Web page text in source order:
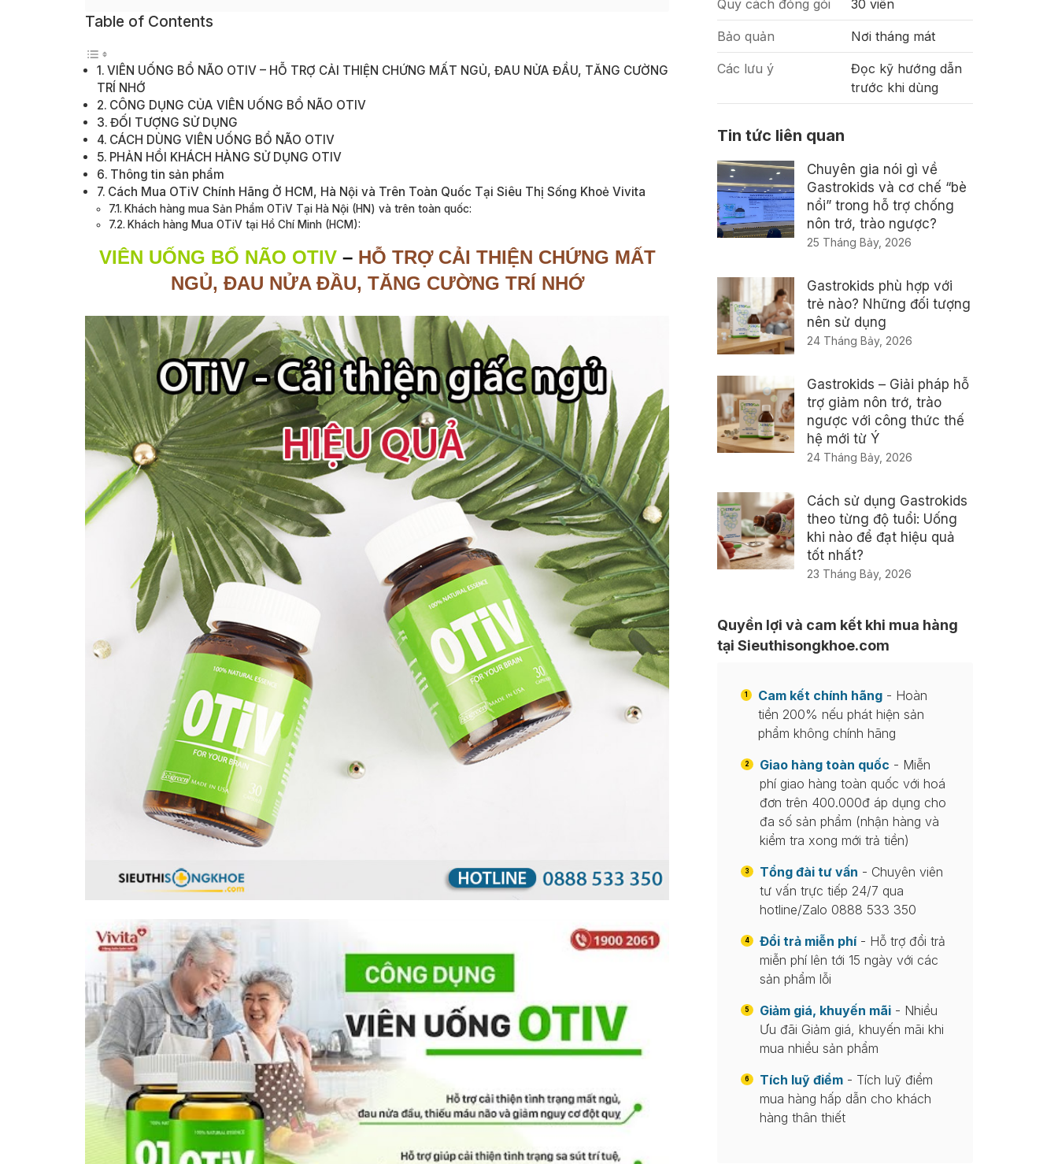
Table of Contents
VIÊN UỐNG BỔ NÃO OTIV – HỖ TRỢ CẢI THIỆN CHỨNG MẤT NGỦ, ĐAU NỬA ĐẦU, TĂNG CƯỜNG
TRÍ NHỚ
CÔNG DỤNG CỦA VIÊN UỐNG BỔ NÃO OTIV
ĐỐI TƯỢNG SỬ DỤNG
CÁCH DÙNG VIÊN UỐNG BỔ NÃO OTIV
PHẢN HỒI KHÁCH HÀNG SỬ DỤNG OTIV
Thông tin sản phẩm
Cách Mua OTiV Chính Hãng Ở HCM, Hà Nội và Trên Toàn Quốc Tại Siêu Thị Sống Khoẻ Vivita
Khách hàng mua Sản Phẩm OTiV Tại Hà Nội (HN) và trên toàn quốc:
Khách hàng Mua OTiV tại Hồ Chí Minh (HCM):
VIÊN UỐNG BỔ NÃO OTIV– HỖ TRỢ CẢI THIỆN CHỨNG MẤT
NGỦ, ĐAU NỬA ĐẦU, TĂNG CƯỜNG TRÍ NHỚ
Quy cách đóng gói 30 viên
Bảo quản Nơi tháng mát
Các lưu ý
Đọc kỹ hướng dẫn
trước khi dùng
Tin tức liên quan
Chuyên gia nói gì về
Gastrokids và cơ chế “bè
nổi” trong hỗ trợ chống
nôn trớ, trào ngược?
25 Tháng Bảy, 2026
Gastrokids phù hợp với
trẻ nào? Những đối tượng
nên sử dụng
24 Tháng Bảy, 2026
Gastrokids – Giải pháp hỗ
trợ giảm nôn trớ, trào
ngược với công thức thế
hệ mới từ Ý
24 Tháng Bảy, 2026
Cách sử dụng Gastrokids
theo từng độ tuổi: Uống
khi nào để đạt hiệu quả
tốt nhất?
23 Tháng Bảy, 2026
Quyền lợi và cam kết khi mua hàng
tại Sieuthisongkhoe.com
1 Cam kết chính hãng - Hoàn
tiền 200% nếu phát hiện sản
phẩm không chính hãng
2 Giao hàng toàn quốc - Miễn
phí giao hàng toàn quốc với hoá
đơn trên 400.000đ áp dụng cho
đa số sản phẩm (nhận hàng và
kiểm tra xong mới trả tiền)
3 Tổng đài tư vấn - Chuyên viên
tư vấn trực tiếp 24/7 qua
hotline/Zalo 0888 533 350
4 Đổi trả miễn phí- Hỗ trợ đổi trả
miễn phí lên tới 15 ngày với các
sản phẩm lỗi
5 Giảm giá, khuyến mãi - Nhiều
Ưu đãi Giảm giá, khuyến mãi khi
mua nhiều sản phẩm
6 Tích luỹ điểm - Tích luỹ điểm
mua hàng hấp dẫn cho khách
hàng thân thiết